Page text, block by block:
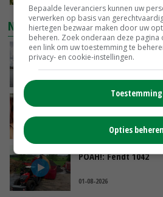
NIEUWSTE VIDEO'S
Koeien van enige
wereld zijn te koop
Danique in Canada:
tijdens stage’
POAH!: Fendt 1042
01-08-2026
Bepaalde leveranciers kunnen uw
verwerken op basis van
hiertegen bezwaar maken door uw
beheren. Zoek onderaan deze pagina
een link om uw toestemming te
privacy- en cookie-instellingen.
Toestemming
Opties beheren